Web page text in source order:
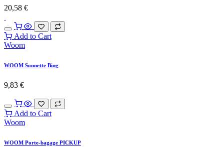
20,58 €
Add to Cart
Woom
WOOM Sonnette Bing
9,83 €
Add to Cart
Woom
WOOM Porte-bagage PICKUP